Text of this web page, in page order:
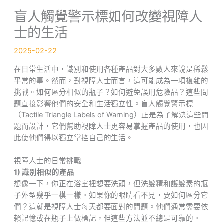
盲人觸覺警示標如何改變視障人
士的生活
2025-02-22
在日常生活中，識別和使用各種產品對大多數人來說是稀鬆
平常的事。然而，對視障人士而言，這可能成為一項複雜的
挑戰。如何區分相似的瓶子？如何避免誤用危險品？這些問
題直接影響他們的安全和生活獨立性。盲人觸覺警示標
（Tactile Triangle Labels of Warning）正是為了解決這些問
題而設計，它們幫助視障人士更容易掌握產品的使用，也因
此使他們得以獨立掌控自己的生活。
視障人士的日常挑戰
1) 識別相似的產品
想像一下，你正在浴室裡想要洗頭，但洗髮精和護髮素的瓶
子外型幾乎一模一樣。如果你的眼睛看不見，要如何區分它
們？這就是視障人士每天都要面對的問題。他們通常需要依
賴記憶或在瓶子上做標記，但這些方法並不總是可靠的。